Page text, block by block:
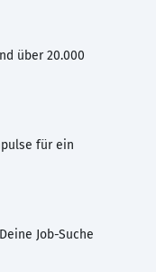
über 20.000
für ein
Job-Suche